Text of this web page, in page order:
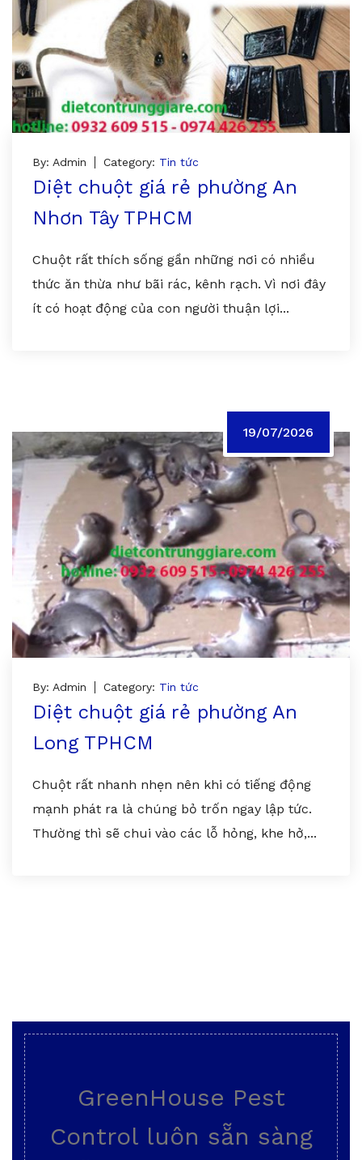
By: Admin Category: Tin tức
Diệt chuột giá rẻ phường An
Nhơn Tây TPHCM
Chuột rất thích sống gần những nơi có nhiều
thức ăn thừa như bãi rác, kênh rạch. Vì nơi đây
ít có hoạt động của con người thuận lợi...
19/07/2026
By: Admin Category: Tin tức
Diệt chuột giá rẻ phường An
Long TPHCM
Chuột rất nhanh nhẹn nên khi có tiếng động
mạnh phát ra là chúng bỏ trốn ngay lập tức.
Thường thì sẽ chui vào các lỗ hỏng, khe hở,...
GreenHouse Pest
Control luôn sẵn sàng